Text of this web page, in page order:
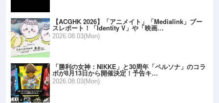
【ACGHK 2026】「アニメイト」「Medialink」ブー
スレポート！「Identity V」や「映画…
2026.08.03(Mon)
「勝利の女神：NIKKE」と30周年「ペルソナ」のコラ
ボが8月13日から開催決定！予告キ…
2026.08.03(Mon)